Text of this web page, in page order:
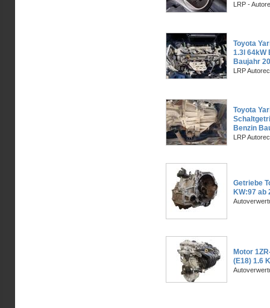
LRP -
Toyota
1.3l 64kW
Baujahr
LRP
Toyota
Benzin
LRP
Getriebe
KW:97 ab
Motor
(E18) 1.6